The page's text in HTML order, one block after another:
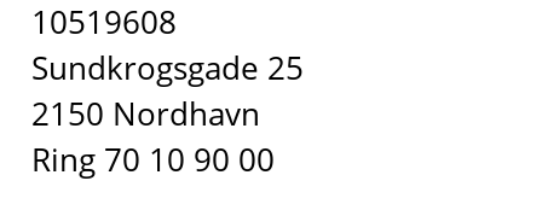
10519608
Sundkrogsgade 25
2150 Nordhavn
Ring 70 10 90 00